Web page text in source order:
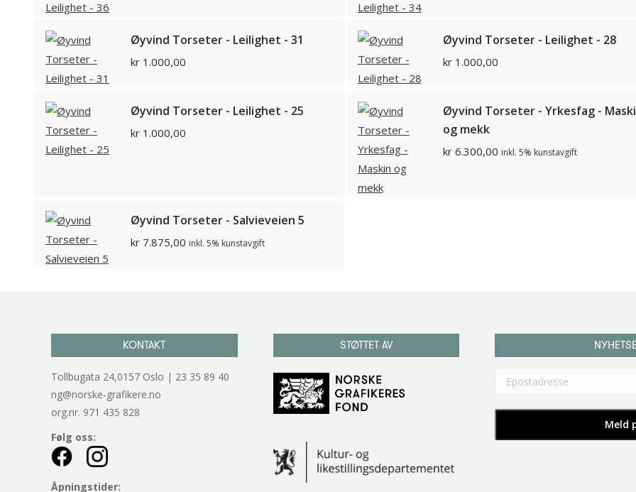
Øyvind Torseter - Leilighet - 31
kr 1.000,00
Øyvind Torseter - Leilighet - 28
kr1.000,00
Øyvind Torseter - Leilighet - 25
kr 1.000,00
Øyvind Torseter - Yrkesfag -
og mekk
kr6.300,00 inkl. 5% kunstavgift
Øyvind Torseter - Salvieveien 5
kr 7.875,00 inkl. 5% kunstavgift
KONTAKT
Tollbugata 24,0157 Oslo | 23 35 89 40
ng@norske-grafikere.no
org.nr. 971 435 828
Følg oss:
Åpningstider:
STØTTET AV